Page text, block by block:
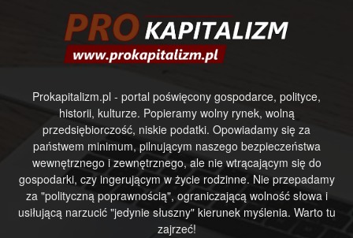
Prokapitalizm.pl - portal poświęcony gospodarce, polityce,
historii, kulturze. Popieramy wolny rynek, wolną
przedsiębiorczość, niskie podatki. Opowiadamy się za
państwem minimum, pilnującym naszego bezpieczeństwa
wewnętrznego i zewnętrznego, ale nie wtrącającym się do
gospodarki, czy ingerującym w życie rodzinne. Nie przepadamy
za "polityczną poprawnością", ograniczającą wolność słowa i
usiłującą narzucić "jedynie słuszny" kierunek myślenia. Warto tu
zajrzeć!